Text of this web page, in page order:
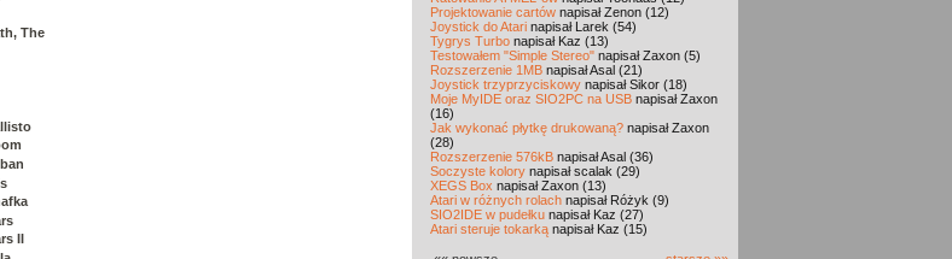
The
II
Projektowanie cartów napisał Zenon (12)
Joystick do Atari napisał Larek (54)
Tygrys Turbo napisał Kaz (13)
Testowałem "Simple Stereo" napisał Zaxon (5)
Rozszerzenie 1MB napisał Asal (21)
Joystick trzyprzyciskowy napisał Sikor (18)
Moje MyIDE oraz SIO2PC na USB napisał Zaxon
(16)
Jak wykonać płytkę drukowaną? napisał Zaxon
(28)
Rozszerzenie 576kB napisał Asal (36)
Soczyste kolory napisał scalak (29)
XEGS Box napisał Zaxon (13)
Atari w różnych rolach napisał Różyk (9)
SIO2IDE w pudełku napisał Kaz (27)
Atari steruje tokarką napisał Kaz (15)